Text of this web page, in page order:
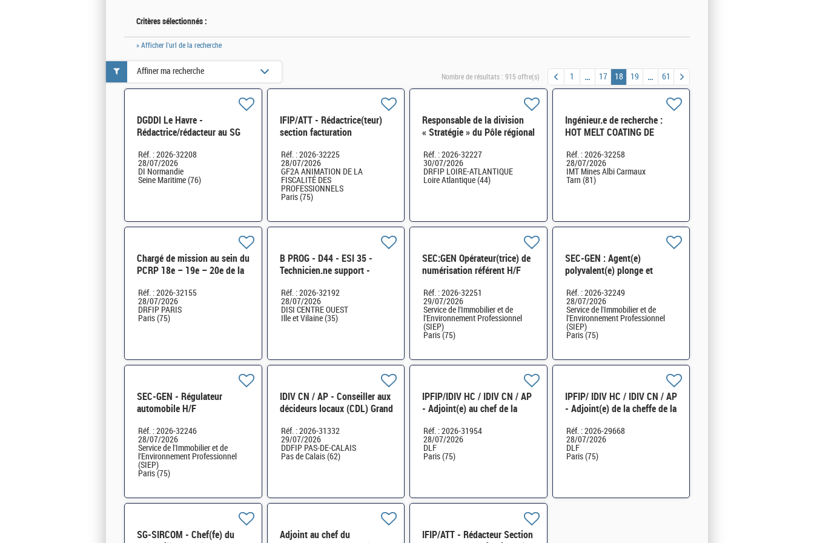
Critères sélectionnés :
» Afficher l'url de la recherche
Nombre de résultats : 915 offre(s) 1 17 18 19 61
DGDDI Le Havre -
Rédactrice/rédacteur au SG
immobilier H/F
Réf. : 2026-32208
28/07/2026
DI Normandie
Seine Maritime (76)
IFIP/ATT - Rédactrice(teur)
section facturation
Réf. : 2026-32225
28/07/2026
GF2A ANIMATION DE LA
FISCALITÉ DES
PROFESSIONNELS
Paris (75)
Responsable de la division
« Stratégie » du Pôle régional
(PRIE) - DRFIP44 H/F
Réf. : 2026-32227
30/07/2026
DRFIP LOIRE-ATLANTIQUE
Loire Atlantique (44)
Ingénieur.e de recherche :
HOT MELT COATING DE
PHARMACEUTIQUES - CDD
12 mois H/F
Réf. : 2026-32258
28/07/2026
IMT Mines Albi Carmaux
Tarn (81)
Chargé de mission au sein du
PCRP 18e – 19e – 20e de la
Paris H/F
Réf. : 2026-32155
28/07/2026
DRFIP PARIS
Paris (75)
B PROG - D44 - ESI 35 -
Technicien.ne support -
applicatif H/F
Réf. : 2026-32192
28/07/2026
DISI CENTRE OUEST
Ille et Vilaine (35)
SEC:GEN Opérateur(trice) de
numérisation référent H/F
Réf. : 2026-32251
29/07/2026
Service de l'Immobilier et de
l'Environnement Professionnel
(SIEP)
Paris (75)
SEC-GEN : Agent(e)
polyvalent(e) plonge et
ministres H/F
Réf. : 2026-32249
28/07/2026
Service de l'Immobilier et de
l'Environnement Professionnel
(SIEP)
Paris (75)
SEC-GEN - Régulateur
automobile H/F
Réf. : 2026-32246
28/07/2026
Service de l'Immobilier et de
l'Environnement Professionnel
(SIEP)
Paris (75)
IDIV CN / AP - Conseiller aux
décideurs locaux (CDL) Grand
Réf. : 2026-31332
29/07/2026
DDFIP PAS-DE-CALAIS
Pas de Calais (62)
IPFIP/IDIV HC / IDIV CN / AP
- Adjoint(e) au chef de la
Réf. : 2026-31954
28/07/2026
DLF
Paris (75)
IPFIP/ IDIV HC / IDIV CN / AP
- Adjoint(e) de la cheffe de la
patrimoniale » H/F
Réf. : 2026-29668
28/07/2026
DLF
Paris (75)
SG-SIRCOM - Chef(fe) du
Adjoint au chef du
IFIP/ATT - Rédacteur Section
Affiner ma recherche